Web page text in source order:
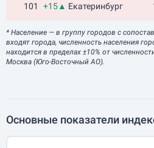
101 +15▲ Екатеринбург
* Население — в группу городов с
входят города, численность населения
находится в пределах ±10% от
Москва (Юго-Восточный АО).
Основные показатели